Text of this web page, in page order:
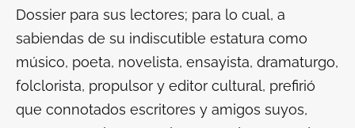
Dossier para sus lectores; para lo cual, a
sabiendas de su indiscutible estatura como
músico, poeta, novelista, ensayista, dramaturgo,
folclorista, propulsor y editor cultural, prefirió
que connotados escritores y amigos suyos,